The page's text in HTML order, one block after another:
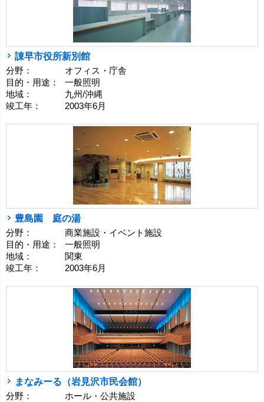
諌早市役所新別館
分野：
オフィス・庁舎
目的・用途：
一般照明
地域：
九州/沖縄
竣工年：
2003年6月
豊島園 庭の湯
分野：
商業施設・イベント施設
目的・用途：
一般照明
地域：
関東
竣工年：
2003年6月
まなみーる（岩見沢市民会館）
分野：
ホール・公共施設